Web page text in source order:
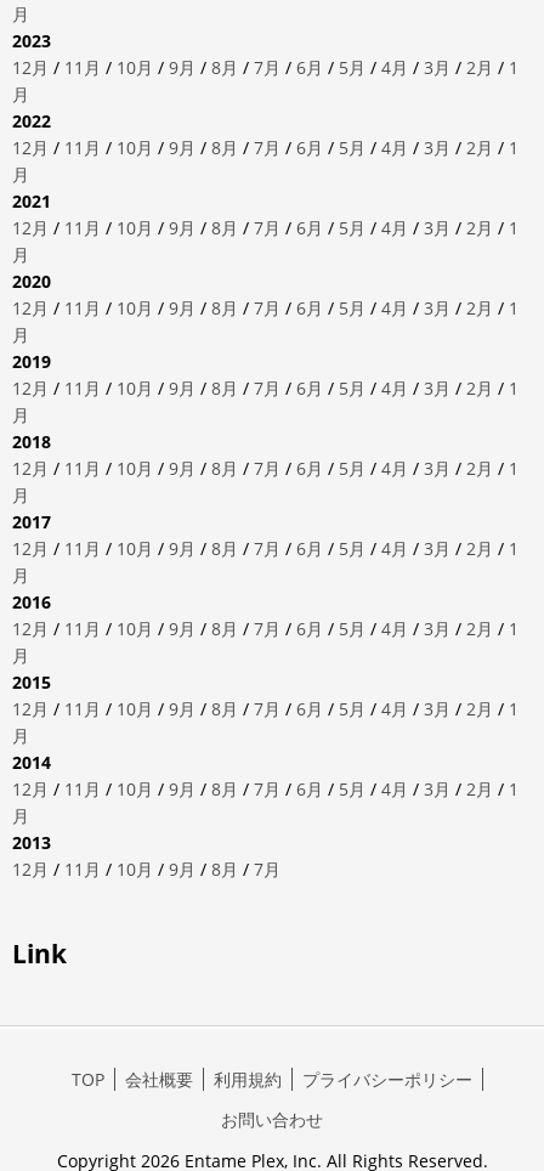
月
2023
12月 / 11月 / 10月 / 9月 / 8月 / 7月 / 6月 / 5月 / 4月 / 3月 / 2月 / 1
月
2022
12月 / 11月 / 10月 / 9月 / 8月 / 7月 / 6月 / 5月 / 4月 / 3月 / 2月 / 1
月
2021
12月 / 11月 / 10月 / 9月 / 8月 / 7月 / 6月 / 5月 / 4月 / 3月 / 2月 / 1
月
2020
12月 / 11月 / 10月 / 9月 / 8月 / 7月 / 6月 / 5月 / 4月 / 3月 / 2月 / 1
月
2019
12月 / 11月 / 10月 / 9月 / 8月 / 7月 / 6月 / 5月 / 4月 / 3月 / 2月 / 1
月
2018
12月 / 11月 / 10月 / 9月 / 8月 / 7月 / 6月 / 5月 / 4月 / 3月 / 2月 / 1
月
2017
12月 / 11月 / 10月 / 9月 / 8月 / 7月 / 6月 / 5月 / 4月 / 3月 / 2月 / 1
月
2016
12月 / 11月 / 10月 / 9月 / 8月 / 7月 / 6月 / 5月 / 4月 / 3月 / 2月 / 1
月
2015
12月 / 11月 / 10月 / 9月 / 8月 / 7月 / 6月 / 5月 / 4月 / 3月 / 2月 / 1
月
2014
12月 / 11月 / 10月 / 9月 / 8月 / 7月 / 6月 / 5月 / 4月 / 3月 / 2月 / 1
月
2013
12月 / 11月 / 10月 / 9月 / 8月 / 7月
Link
TOP 会社概要 利用規約
プライバシーポリシー
お問い合わせ
Copyright 2026 Entame Plex, Inc. All Rights Reserved.